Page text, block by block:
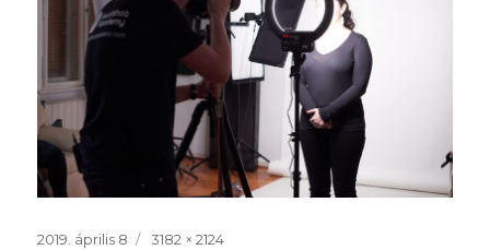
Közzétéve
2019. április 8
Teljes
3182 × 2124